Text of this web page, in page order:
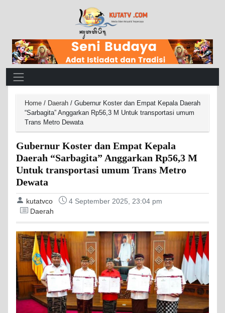
Main Navigation
Home / Daerah / Gubernur Koster dan Empat Kepala Daerah
“Sarbagita” Anggarkan Rp56,3 M Untuk transportasi umum
Trans Metro Dewata
Gubernur Koster dan Empat Kepala
Daerah “Sarbagita” Anggarkan Rp56,3 M
Untuk transportasi umum Trans Metro
Dewata
kutatvco
4 September 2025, 23:04 pm
Daerah